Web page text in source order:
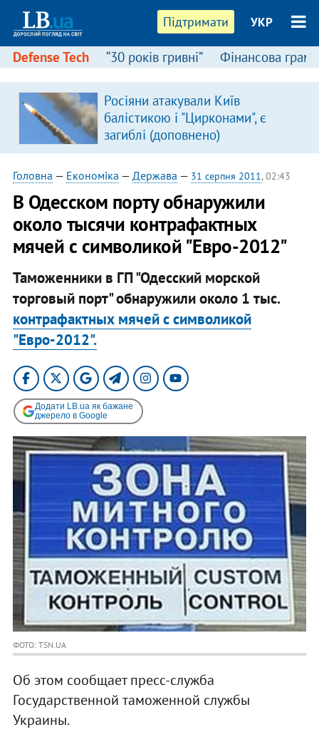
Підтримати УКР
Defense Tech “30 років гривні” Фінансова
Росіяни атакували Київ
балістикою і "Цирконами", є
загиблі (доповнено)
Головна — Економіка — Держава — 31 серпня 2011, 02:43
В Одесском порту обнаружили
около тысячи контрафактных
мячей с символикой "Евро-2012"
Таможенники в ГП "Одесский морской
торговый порт" обнаружили около 1 тыс.
контрафактных мячей с символикой
"Евро-2012".
Додати LB.ua як бажане
джерело в Google
ФОТО: TSN.UA
Об этом сообщает пресс-служба
Государственной таможенной службы
Украины.